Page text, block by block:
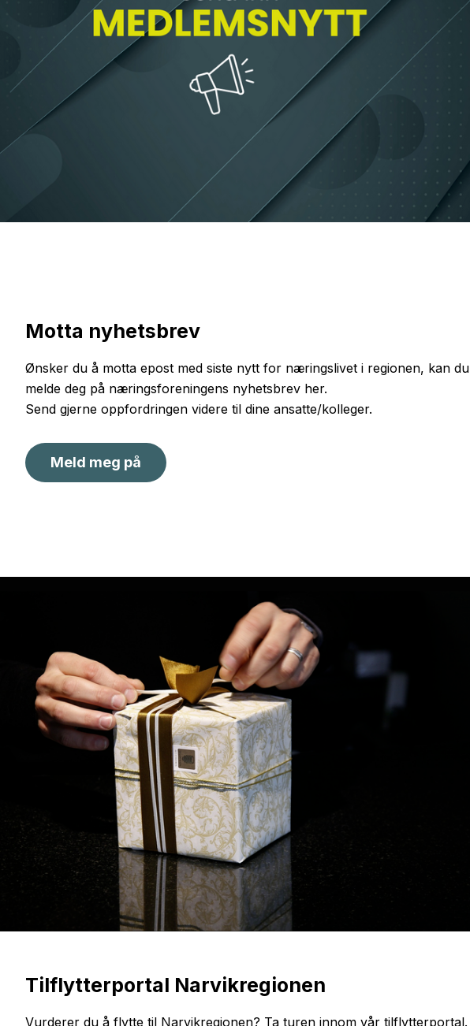
Motta nyhetsbrev
Ønsker du å motta epost med siste nytt for næringslivet i regionen, kan du
melde deg på næringsforeningens nyhetsbrev her.
Send gjerne oppfordringen videre til dine ansatte/kolleger.
Meld meg på
Tilflytterportal Narvikregionen
Vurderer du å flytte til Narvikregionen? Ta turen innom vår tilflytterportal.